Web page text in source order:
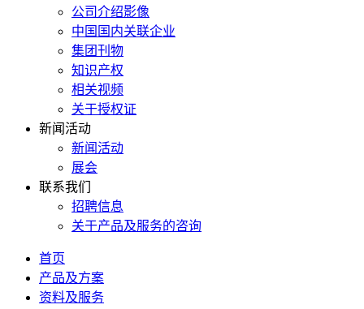
公司介绍影像
中国国内关联企业
集团刊物
知识产权
相关视频
关于授权证
新闻活动
新闻活动
展会
联系我们
招聘信息
关于产品及服务的咨询
首页
产品及方案
资料及服务